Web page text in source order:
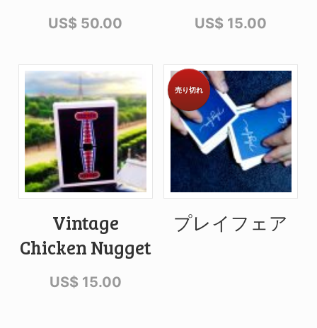
US$ 50.00 US$ 15.00
Vintage
Chicken Nugget
US$ 15.00
売り切れ
プレイフェア